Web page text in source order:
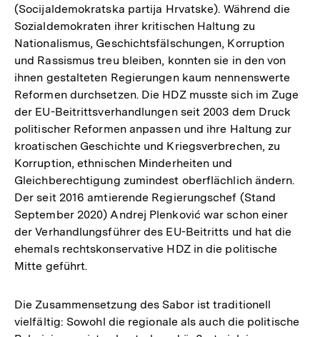
(Socijaldemokratska partija Hrvatske). Während die
Sozialdemokraten ihrer kritischen Haltung zu
Nationalismus, Geschichtsfälschungen, Korruption
und Rassismus treu bleiben, konnten sie in den von
ihnen gestalteten Regierungen kaum nennenswerte
Reformen durchsetzen. Die HDZ musste sich im Zuge
der EU-Beitrittsverhandlungen seit 2003 dem Druck
politischer Reformen anpassen und ihre Haltung zur
kroatischen Geschichte und Kriegsverbrechen, zu
Korruption, ethnischen Minderheiten und
Gleichberechtigung zumindest oberflächlich ändern.
Der seit 2016 amtierende Regierungschef (Stand
September 2020) Andrej Plenković war schon einer
der Verhandlungsführer des EU-Beitritts und hat die
ehemals rechtskonservative HDZ in die politische
Mitte geführt.
Die Zusammensetzung des Sabor ist traditionell
vielfältig: Sowohl die regionale als auch die politische